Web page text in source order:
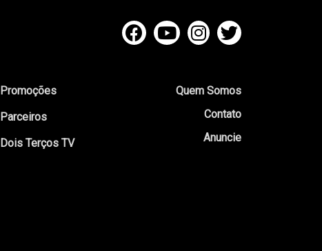
Promoções
Parceiros
Dois Terços TV
Quem Somos
Contato
Anuncie